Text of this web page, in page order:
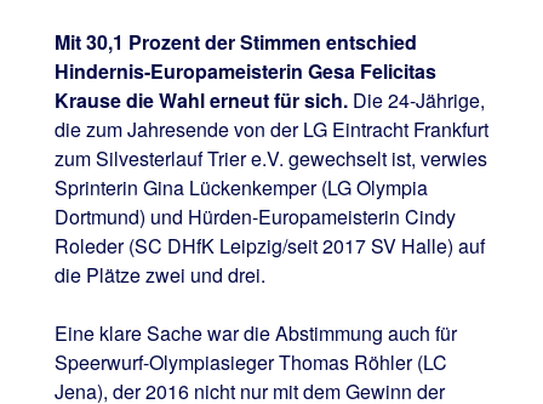
Mit 30,1 Prozent der Stimmen entschied
Hindernis-Europameisterin Gesa Felicitas
Krause die Wahl erneut für sich.Die 24-Jährige,
die zum Jahresende von der LG Eintracht Frankfurt
zum Silvesterlauf Trier e.V. gewechselt ist, verwies
Sprinterin Gina Lückenkemper (LG Olympia
Dortmund) und Hürden-Europameisterin Cindy
Roleder (SC DHfK Leipzig/seit 2017 SV Halle) auf
die Plätze zwei und drei.
Eine klare Sache war die Abstimmung auch für
Speerwurf-Olympiasieger Thomas Röhler (LC
Jena), der 2016 nicht nur mit dem Gewinn der